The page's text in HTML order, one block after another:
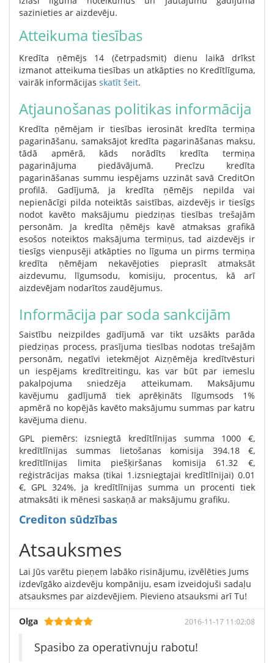
sazinieties ar aizdevēju.
Atteikuma tiesības
Kredīta ņēmējs 14 (četrpadsmit) dienu laikā drīkst
izmanot atteikuma tiesības un atkāpties no Kredītlīguma,
vairāk informācijas skatīt šeit.
Atjaunošanas politikas informācija
Kredīta ņēmējam ir tiesības ierosināt kredīta termiņa
pagarināšanu, samaksājot kredīta pagarināšanas maksu,
tādā apmērā, kāds norādīts kredīta termiņa
pagarinājuma piedāvājumā. Precīzu kredīta
pagarināšanas summu iespējams uzzināt savā CreditOn
profilā. Gadījumā, ja kredīta ņēmējs nepilda vai
nepienācīgi pilda noteiktās saistības, aizdevējs ir tiesīgs
nodot kavēto maksājumu piedziņas tiesības trešajām
personām. Ja kredīta ņēmējs kavē atmaksas grafikā
esošos noteiktos maksājuma termiņus, tad aizdevējs ir
tiesīgs vienpusēji atkāpties no līguma un pirms termiņa
kredīta ņēmējam nekavējoties pieprasīt atmaksāt
aizdevumu, līgumsodu, komisiju, procentus, kā arī
aizdevējam nodarītos zaudējumus.
Informācija par soda sankcijām
Saistību neizpildes gadījumā var tikt uzsākts parāda
piedziņas process, prasījuma tiesības nodotas trešajām
personām, negatīvi ietekmējot Aizņēmēja kredītvēsturi
un iespējams kredītreitingu, kas var būt par iemeslu
pakalpojuma sniedzēja atteikumam. Maksājumu
kavējumu gadījumā tiek aprēķināts līgumsods 1%
apmērā no kopējās kavēto maksājumu summas par katru
kavējuma dienu.
GPL piemērs: izsniegtā kredītlīnijas summa 1000 €,
kredītlīnijas summas lietošanas komisija 394.18 €,
kredītlīnijas limita piešķiršanas komisija 61.32 €,
reģistrācijas maksa (tikai 1.izsniegtajai kredītlīnijai) 0.01
€, GPL 324%, ja kredītlīnijas summa un procenti tiek
atmaksāti ik mēnesi saskaņā ar maksājumu grafiku.
Crediton sūdzības
Atsauksmes
Lai Jūs varētu pieņem labāko risinājumu, izvēlēties Jums
izdevīgāko aizdevēju kompāniju, esam izveidojuši sadaļu
atsauksmes par aizdevējiem. Pievieno atsauksmi arī Tu!
Olga 2016-11-17 11:02:08
Spasibo za operativnuju rabotu!